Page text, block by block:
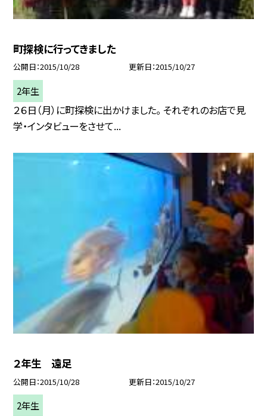
町探検に行ってきました
公開日 2015/10/28 更新日 2015/10/27
2年生
２６日（月）に町探検に出かけました。 それぞれのお店で見
学・インタビューをさせて...
２年生 遠足
公開日 2015/10/28 更新日 2015/10/27
2年生